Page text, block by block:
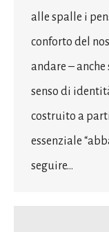
alle spalle i
conforto del
andare –
senso di
costruito a
essenziale
seguire…